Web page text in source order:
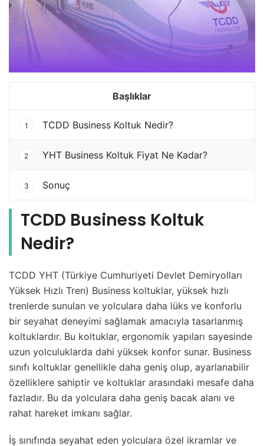
Başlıklar
1 TCDD Business Koltuk Nedir?
2 YHT Business Koltuk Fiyat Ne Kadar?
3 Sonuç
TCDD Business Koltuk
Nedir?
TCDD YHT (Türkiye Cumhuriyeti Devlet Demiryolları
Yüksek Hızlı Tren) Business koltuklar, yüksek hızlı
trenlerde sunulan ve yolculara daha lüks ve konforlu
bir seyahat deneyimi sağlamak amacıyla tasarlanmış
koltuklardır. Bu koltuklar, ergonomik yapıları sayesinde
uzun yolculuklarda dahi yüksek konfor sunar. Business
sınıfı koltuklar genellikle daha geniş olup, ayarlanabilir
özelliklere sahiptir ve koltuklar arasındaki mesafe daha
fazladır. Bu da yolculara daha geniş bacak alanı ve
rahat hareket imkanı sağlar.
İş sınıfında seyahat eden yolculara özel ikramlar ve